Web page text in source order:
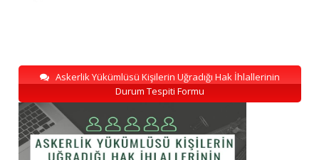
Askerlik Yükümlüsü Kişilerin Uğradığı Hak İhlallerinin
Durum Tespiti Formu